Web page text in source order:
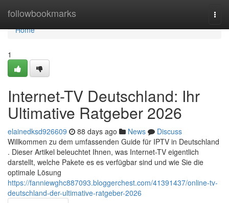
followbookmarks
Home
Home
1
Internet-TV Deutschland: Ihr
Ultimative Ratgeber 2026
elainedksd926609 88 days ago News
Discuss
Willkommen zu dem umfassenden Guide für IPTV in Deutschland
. Dieser Artikel beleuchtet Ihnen, was Internet-TV eigentlich
darstellt, welche Pakete es es verfügbar sind und wie Sie die
optimale Lösung
https://fanniewghc887093.bloggerchest.com/41391437/online-tv-
deutschland-der-ultimative-ratgeber-2026